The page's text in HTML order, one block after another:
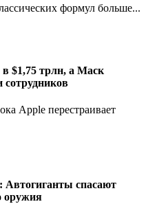
формул больше...
в $1,75 трлн, а Маск
сотрудников
Apple перестраивает
Автогиганты спасают
оружия